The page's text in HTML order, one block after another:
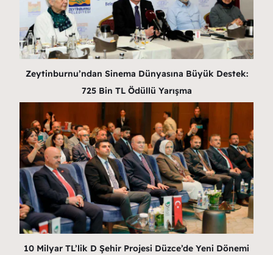
Zeytinburnu’ndan Sinema Dünyasına Büyük Destek:
725 Bin TL Ödüllü Yarışma
10 Milyar TL’lik D Şehir Projesi Düzce’de Yeni Dönemi